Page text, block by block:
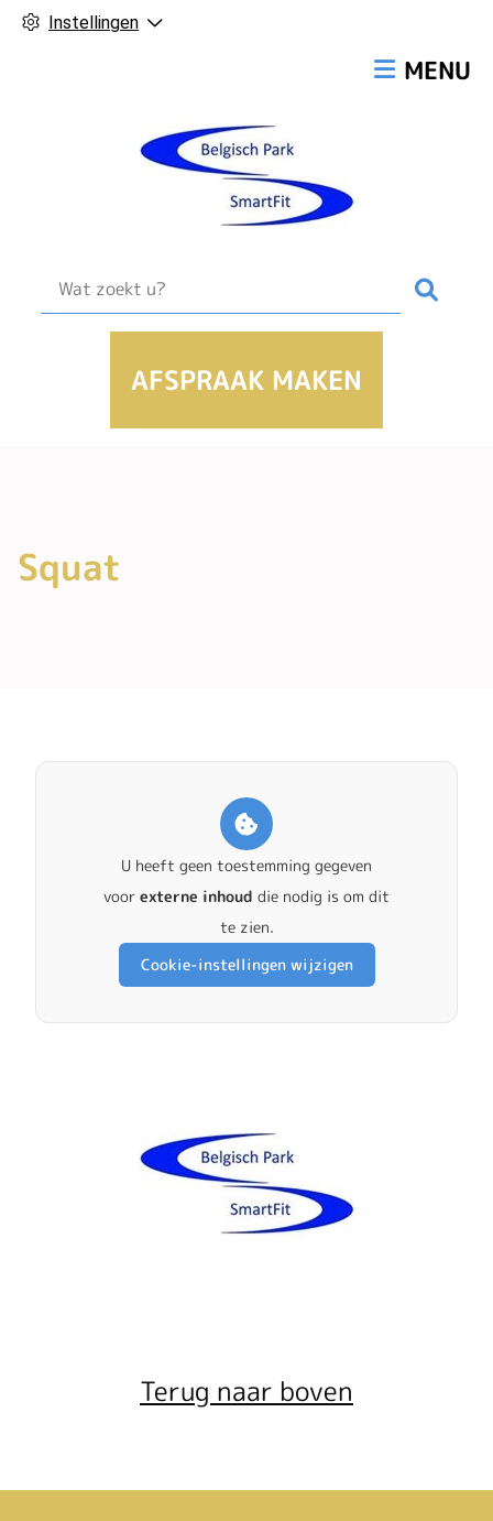
Instellingen
MENU
AFSPRAAK MAKEN
Squat
U heeft geen toestemming gegeven
voor externe inhoud die nodig is om dit
te zien.
Cookie-instellingen wijzigen
Terug naar boven